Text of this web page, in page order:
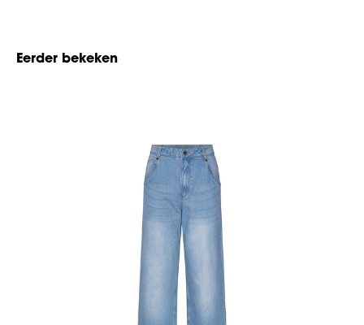
Eerder bekeken